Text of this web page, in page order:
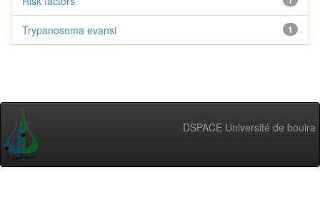
1
Trypanosoma evansi
DSPACE Université de bouira